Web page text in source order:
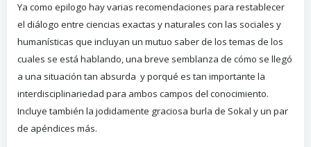
Ya como epilogo hay varias recomendaciones para restablecer
el diálogo entre ciencias exactas y naturales con las sociales y
humanísticas que incluyan un mutuo saber de los temas de los
cuales se está hablando, una breve semblanza de cómo se llegó
a una situación tan absurda y porqué es tan importante la
interdisciplinariedad para ambos campos del conocimiento.
Incluye también la jodidamente graciosa burla de Sokal y un par
de apéndices más.